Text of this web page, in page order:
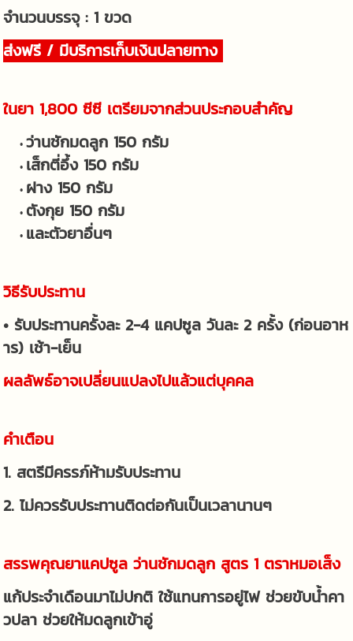
จำนวนบรรจุ : 1 ขวด
ส่งฟรี / มีบริการเก็บเงินปลายทาง
ในยา 1,800 ซีซี เตรียมจากส่วนประกอบสำคัญ
ว่านชักมดลูก 150 กรัม
เส็กตี่อึ้ง 150 กรัม
ฝาง 150 กรัม
ตังกุย 150 กรัม
และตัวยาอื่นๆ
วิธีรับประทาน
• รับประทานครั้งละ 2-4 แคปซูล วันละ 2 ครั้ง (ก่อนอาห
าร) เช้า-เย็น
ผลลัพธ์อาจเปลี่ยนแปลงไปแล้วแต่บุคคล
คำเตือน
1. สตรีมีครรภ์ห้ามรับประทาน
2. ไม่ควรรับประทานติดต่อกันเป็นเวลานานๆ
สรรพคุณยาแคปซูล ว่านชักมดลูก สูตร 1 ตราหมอเส็ง
แก้ประจำเดือนมาไม่ปกติ ใช้แทนการอยู่ไฟ ช่วยขับน้ำคา
วปลา ช่วยให้มดลูกเข้าอู่